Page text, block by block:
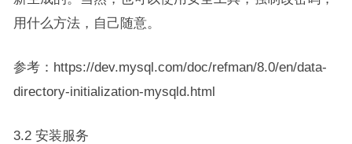
用什么方法，自己随意。
参考：https://dev.mysql.com/doc/refman/8.0/en/data-
directory-initialization-mysqld.html
3.2 安装服务